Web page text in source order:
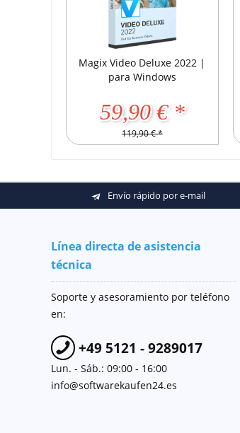
Magix Video Deluxe 2022 |
para Windows
59,90 € *
119,90 € *
Envío rápido por e-mail
Línea directa de asistencia
técnica
Soporte y asesoramiento por teléfono
en:
+49 5121 - 9289017
Lun. - Sáb.: 09:00 - 16:00
info@softwarekaufen24.es